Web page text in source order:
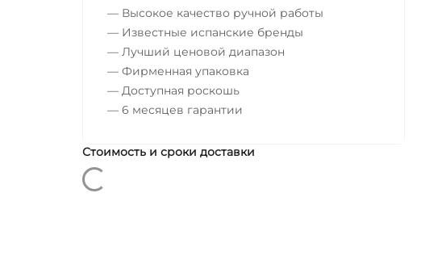
— Высокое качество ручной работы
— Известные испанские бренды
— Лучший ценовой диапазон
— Фирменная упаковка
— Доступная роскошь
— 6 месяцев гарантии
Стоимость и сроки доставки